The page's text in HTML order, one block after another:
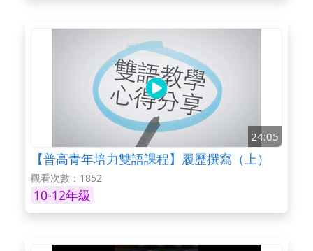
24:05
【普高青年培力雙語課程】履歷撰寫（上）
觀看次數：1852
10-12年級